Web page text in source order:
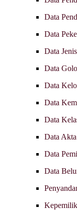
Data
Data
Data
Data
Data
Data
Data
Data
Data
Data